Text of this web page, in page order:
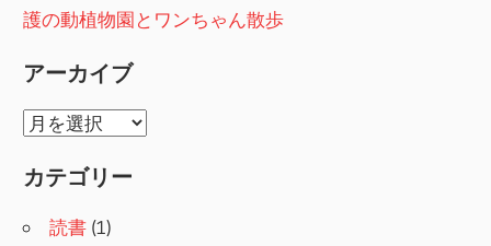
護の動植物園とワンちゃん散歩
アーカイブ
ア
カ
カテゴリー
読書 (1)